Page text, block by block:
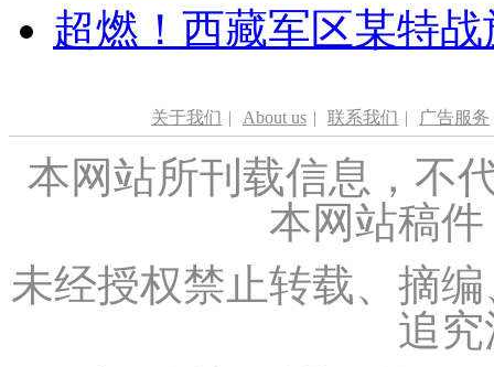
超燃！西藏军区某特
关于我们 | About us | 联系我们 | 广告服务
本网站所刊载信息，不
本网站稿
未经授权禁止转载、摘
追